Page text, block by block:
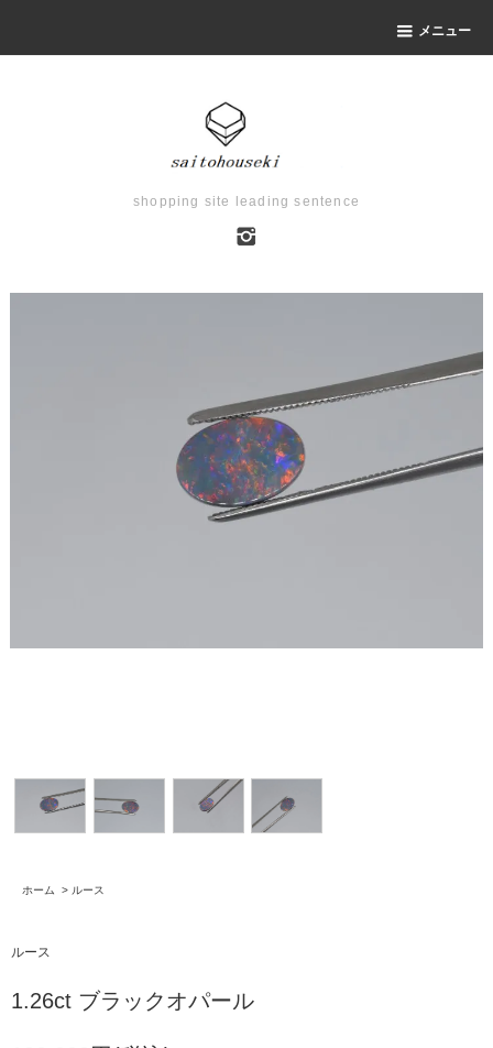
メニュー
shopping site leading sentence
ホーム > ルース
ルース
1.26ct ブラックオパール